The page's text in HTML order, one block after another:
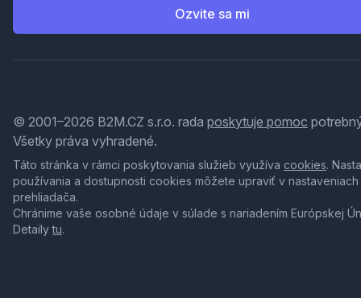
Ozvite sa mi
© 2001–2026 B2M.CZ s.r.o. rada poskytuje pomoc
Všetky práva vyhradené.
Táto stránka v rámci poskytovania služieb využíva cookies.
používania a dostupnosti cookies môžete upraviť v nastaveniach
prehliadača.
Chránime vaše osobné údaje v súlade s nariadením Európskej
Detailytu.